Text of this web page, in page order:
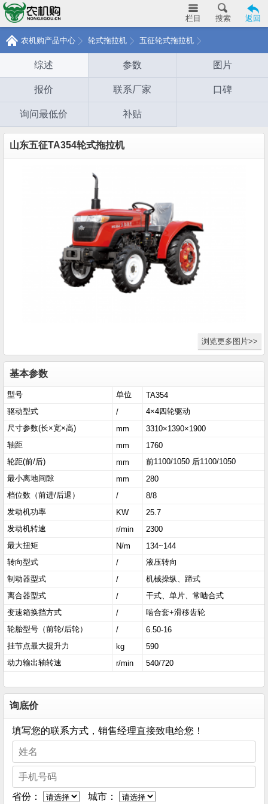
返回
搜索
栏目
农机购产品中心 轮式拖拉机 五征轮式拖拉机
综述 参数 图片
报价 联系厂家 口碑
询问最低价 补贴
山东五征TA354轮式拖拉机
浏览更多图片>>
基本参数
型号 单位
TA354
驱动型式
/
4×4四轮驱动
尺寸参数(长×宽×高)
mm
3310×1390×1900
轴距
mm
1760
轮距(前/后)
mm
前1100/1050 后1100/1050
最小离地间隙
mm
280
档位数（前进/后退）
/
8/8
发动机功率
KW
25.7
发动机转速
r/min
2300
最大扭矩
N/m
134~144
转向型式
/
液压转向
制动器型式
/
机械操纵、蹄式
离合器型式
/
干式、单片、常啮合式
变速箱换挡方式
/
啮合套+滑移齿轮
轮胎型号（前轮/后轮）
/
6.50-16
挂节点最大提升力
kg
590
动力输出轴转速
r/min 540/720
询底价
填写您的联系方式，销售经理直接致电给您！
省份： 城市：